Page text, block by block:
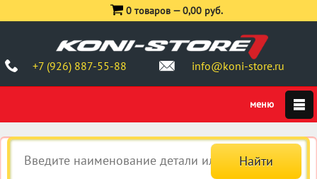
+7 (926) 887-55-88 info@koni-store.ru
0 товаров —0,00 руб.